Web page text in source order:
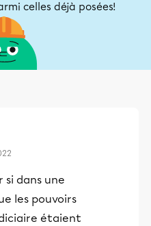
celles déjà posées!
si dans une
les pouvoirs
étaient